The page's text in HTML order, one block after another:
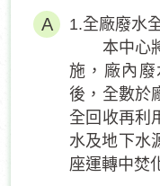
1.全廠廢水
本中心將
施，廠內
後，全數於
全回收再利
水及地下水
座運轉中焚